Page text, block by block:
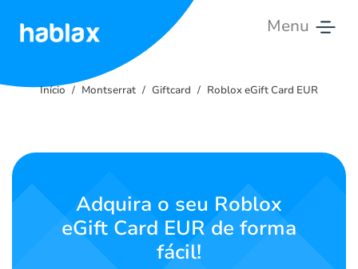
Menu
Tarifas
Contate-
Início Montserrat Giftcard Roblox eGift Card EUR
Adquira o seu Roblox
eGift Card EUR de forma
fácil!